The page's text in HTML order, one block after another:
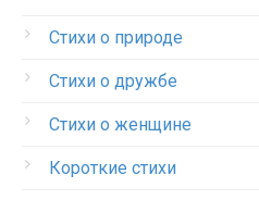
Стихи о природе
Стихи о дружбе
Стихи о женщине
Короткие стихи